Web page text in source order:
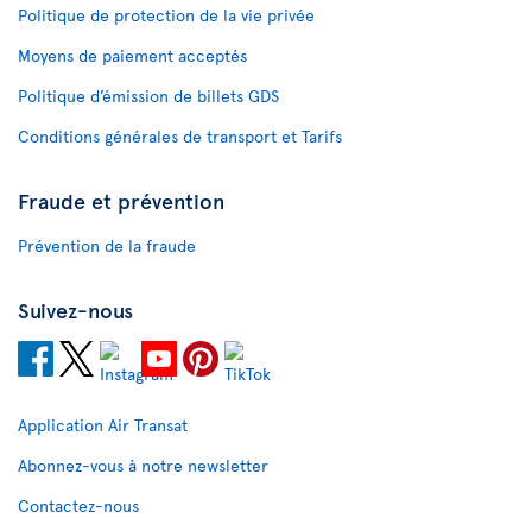
Politique de protection de la vie privée
Moyens de paiement acceptés
Politique d’émission de billets GDS
Conditions générales de transport et Tarifs
Fraude et prévention
Prévention de la fraude
Suivez-nous
Application Air Transat
Abonnez-vous à notre newsletter
Contactez-nous